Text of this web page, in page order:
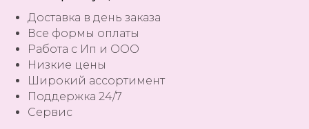
Доставка в день заказа
Все формы оплаты
Работа с Ип и ООО
Низкие цены
Широкий ассортимент
Поддержка 24/7
Сервис